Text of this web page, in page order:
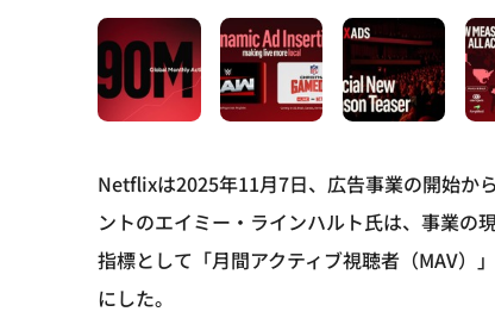
Netflixは2025年11月7日、広告事業の開始か
ントのエイミー・ラインハルト氏は、事業の
指標として「月間アクティブ視聴者（MAV）
にした。